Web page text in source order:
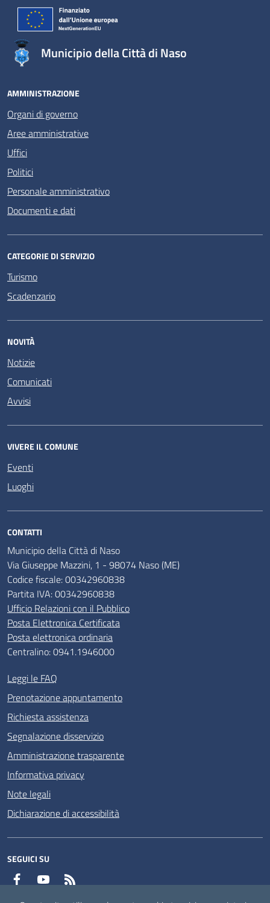
Municipio della Città di Naso
AMMINISTRAZIONE
Organi di governo
Aree amministrative
Uffici
Politici
Personale amministrativo
Documenti e dati
CATEGORIE DI SERVIZIO
Turismo
Scadenzario
NOVITÀ
Notizie
Comunicati
Avvisi
VIVERE IL COMUNE
Eventi
Luoghi
CONTATTI
Municipio della Città di Naso
Via Giuseppe Mazzini, 1 - 98074 Naso (ME)
Codice fiscale: 00342960838
Partita IVA: 00342960838
Ufficio Relazioni con il Pubblico
Posta Elettronica Certificata
Posta elettronica ordinaria
Centralino: 0941.1946000
Leggi le FAQ
Prenotazione appuntamento
Richiesta assistenza
Segnalazione disservizio
Amministrazione trasparente
Informativa privacy
Note legali
Dichiarazione di accessibilità
SEGUICI SU
Facebook YouTube